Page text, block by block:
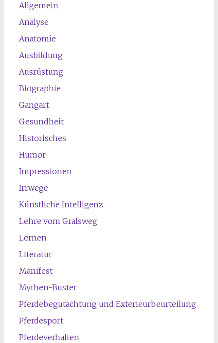
Allgemein
Analyse
Anatomie
Ausbildung
Ausrüstung
Biographie
Gangart
Gesundheit
Historisches
Humor
Impressionen
Irrwege
Künstliche Intelligenz
Lehre vom Gralsweg
Lernen
Literatur
Manifest
Mythen-Buster
Pferdebegutachtung und Exterieurbeurteilung
Pferdesport
Pferdeverhalten